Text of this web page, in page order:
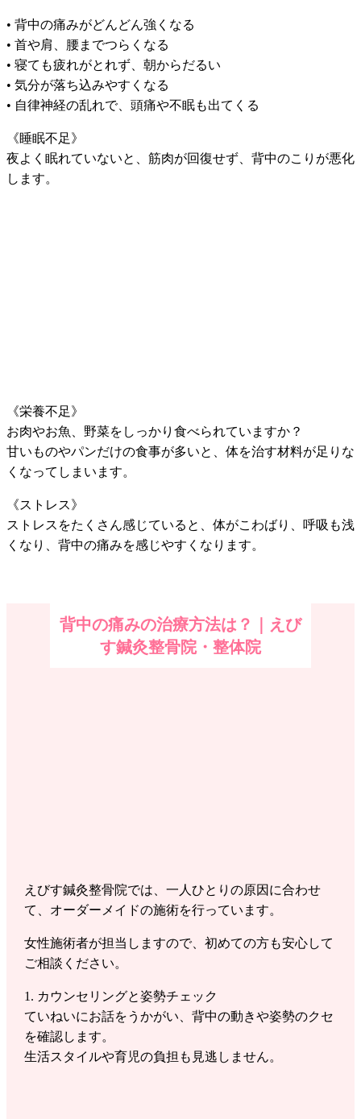
• 背中の痛みがどんどん強くなる
• 首や肩、腰までつらくなる
• 寝ても疲れがとれず、朝からだるい
• 気分が落ち込みやすくなる
• 自律神経の乱れで、頭痛や不眠も出てくる
《睡眠不足》
夜よく眠れていないと、筋肉が回復せず、背中のこりが悪化
します。
《栄養不足》
お肉やお魚、野菜をしっかり食べられていますか？
甘いものやパンだけの食事が多いと、体を治す材料が足りな
くなってしまいます。
《ストレス》
ストレスをたくさん感じていると、体がこわばり、呼吸も浅
くなり、背中の痛みを感じやすくなります。
背中の痛みの治療方法は？｜えび
す鍼灸整骨院・整体院
えびす鍼灸整骨院では、一人ひとりの原因に合わせ
て、オーダーメイドの施術を行っています。
女性施術者が担当しますので、初めての方も安心して
ご相談ください。
1. カウンセリングと姿勢チェック
ていねいにお話をうかがい、背中の動きや姿勢のクセ
を確認します。
生活スタイルや育児の負担も見逃しません。